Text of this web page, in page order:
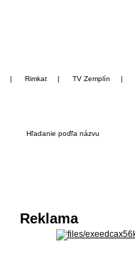
| Rimkat | TV Zemplín |
Hľadanie poďľa názvu
Reklama